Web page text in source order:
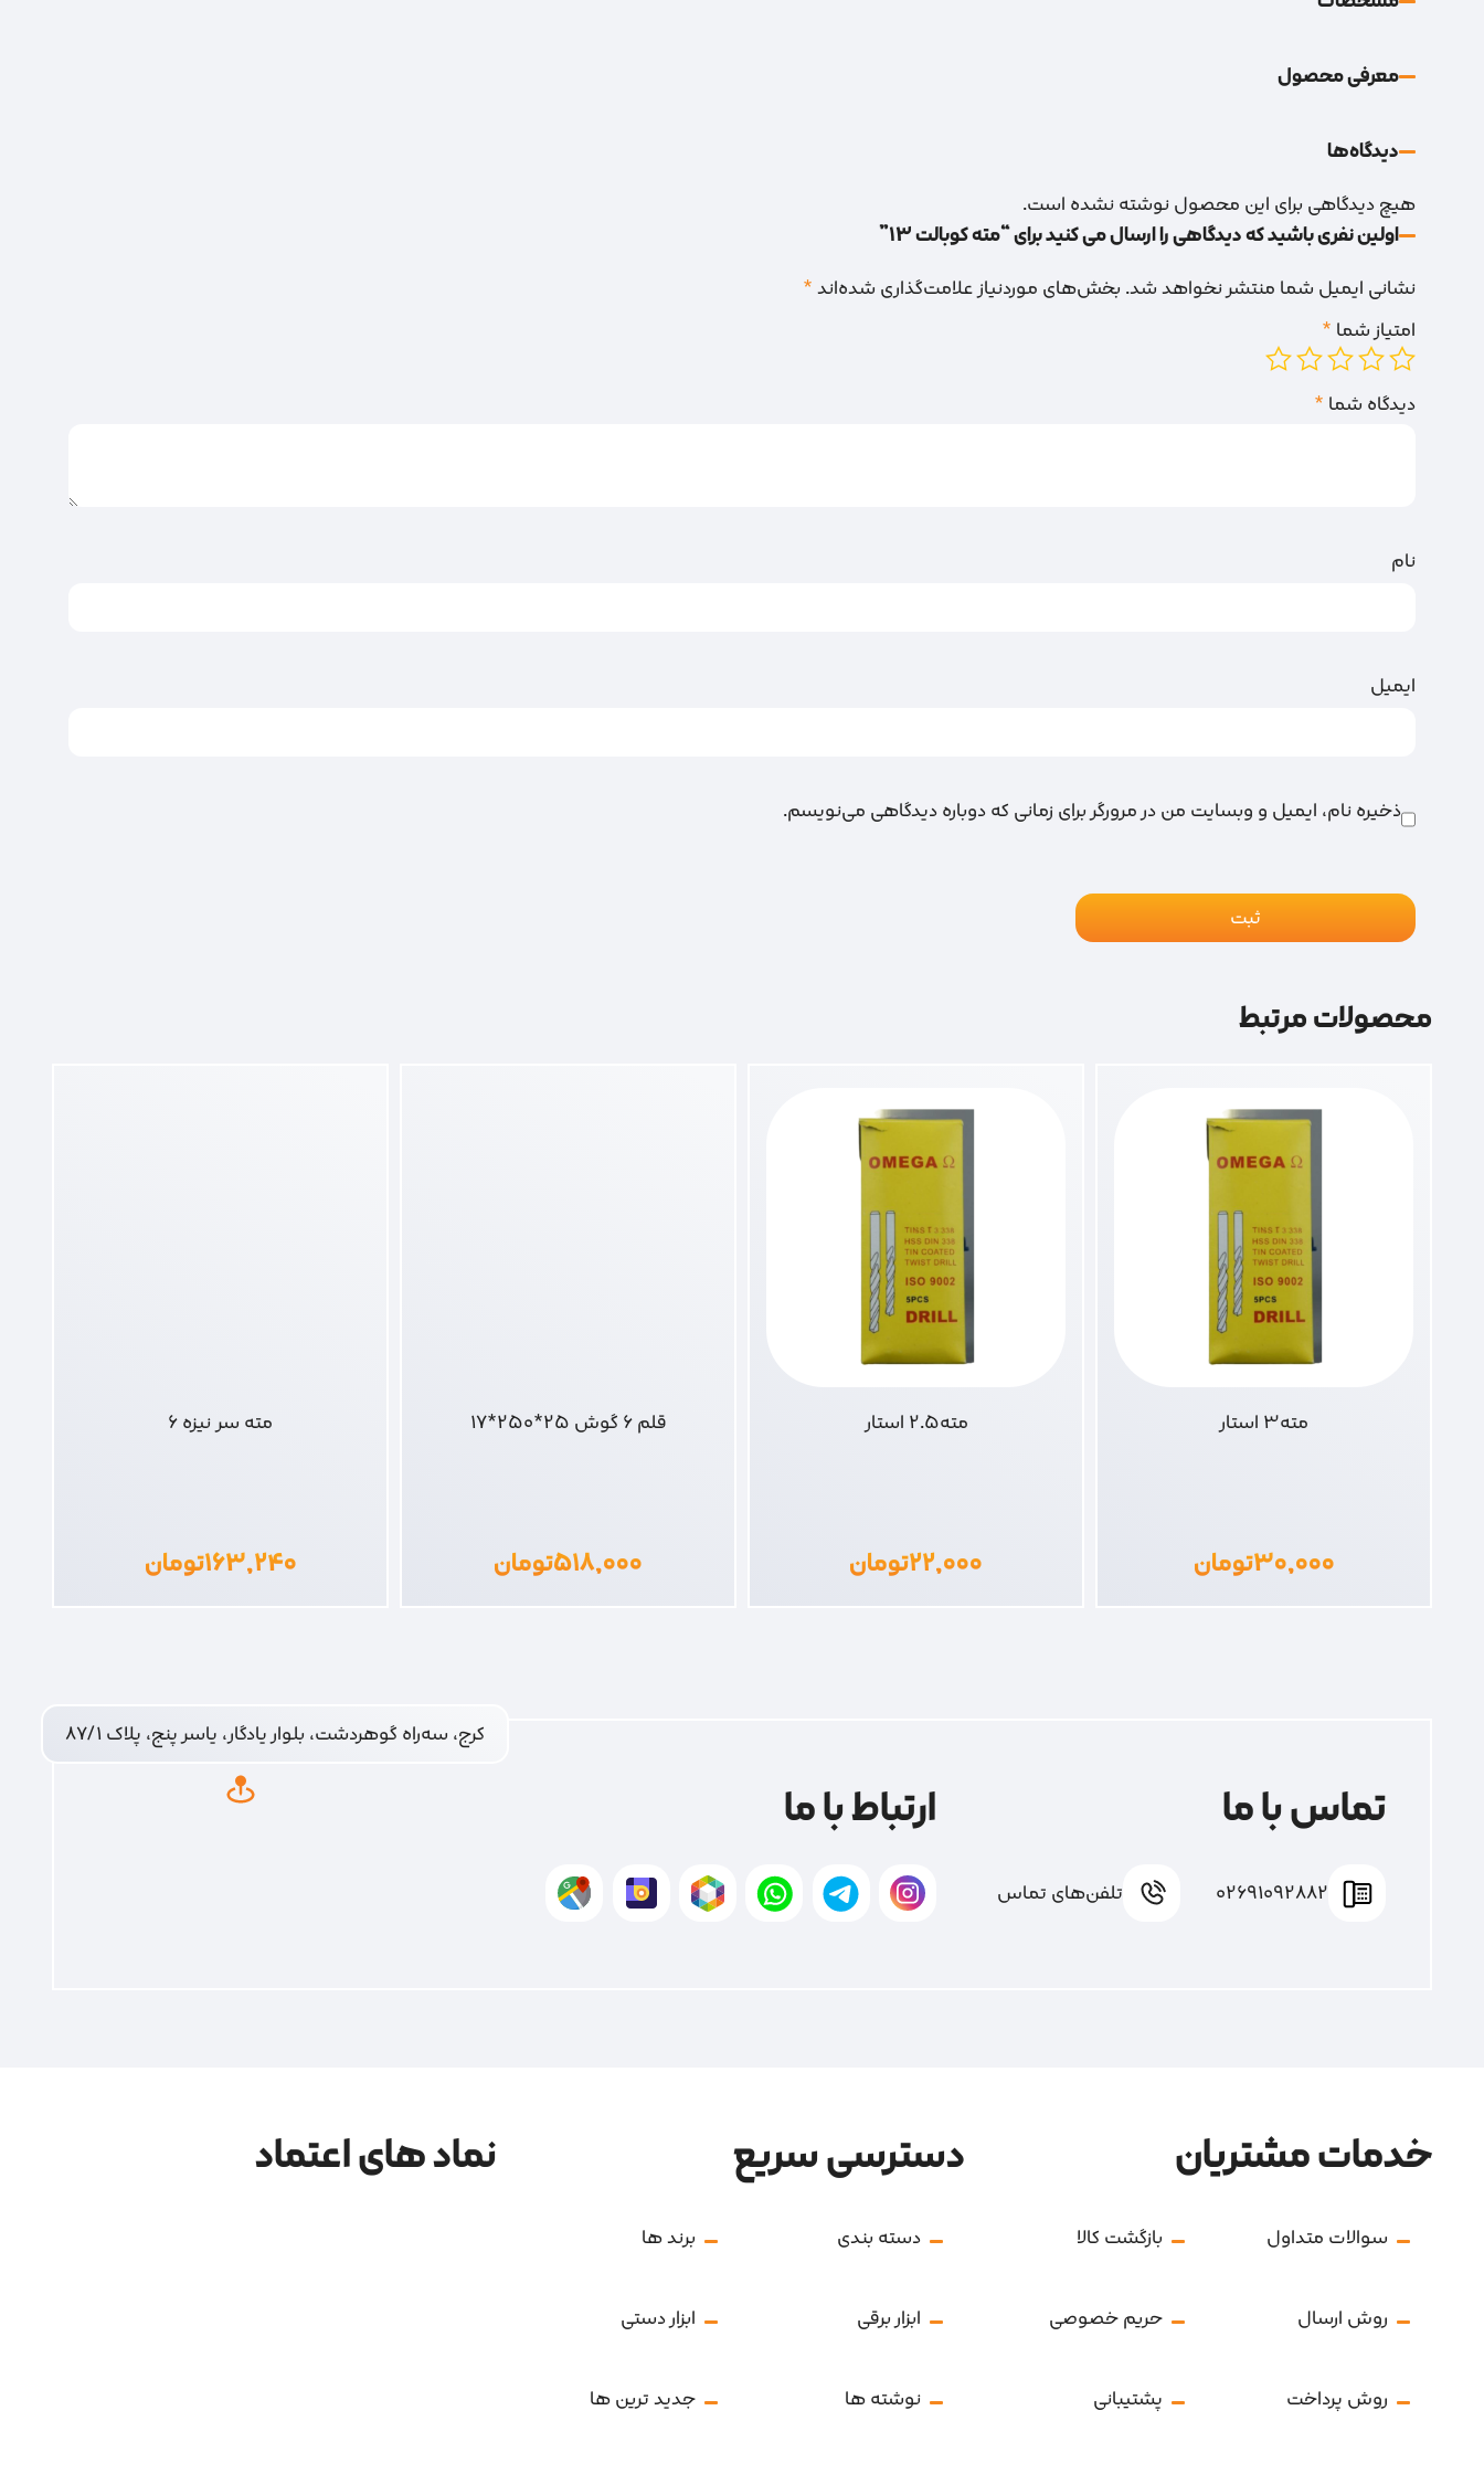
معرفی محصول
دیدگاه‌‌ها
هیچ دیدگاهی برای این محصول نوشته نشده است.
اولین نفری باشید که دیدگاهی را ارسال می کنید برای “مته کوبالت 13”
نشانی ایمیل شما منتشر نخواهد شد. بخش‌های موردنیاز علامت‌گذاری شده‌اند*
امتیاز شما *
دیدگاه شما *
نام
ایمیل
ذخیره نام، ایمیل و وبسایت من در مرورگر برای زمانی که دوباره دیدگاهی می‌نویسم.
محصولات مرتبط
مته3 استار
۳۰,۰۰۰تومان
مته2.5 استار
۲۲,۰۰۰تومان
قلم 6 گوش 25*250*17
۵۱۸,۰۰۰تومان
مته سر نیزه 6
۱۶۳,۲۴۰تومان
تماس با ما
02691092882 تلفن‌های تماس
ارتباط با ما
کرج، سه‌راه گوهردشت، بلوار یادگار، یاسر پنج، پلاک ۸۷/۱
خدمات مشتریان
سوالات متداول بازگشت کالا
روش ارسال حریم خصوصی
روش پرداخت پشتیبانی
دسترسی سریع
دسته بندی برند ها
ابزار برقی ابزار دستی
نوشته ها جدید ترین ها
نماد های اعتماد